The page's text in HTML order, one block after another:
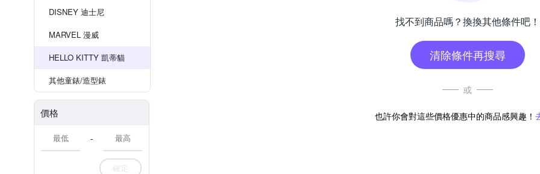
DISNEY 迪士尼
MARVEL 漫威
HELLO KITTY 凱蒂貓
其他童錶/造型錶
價格
-
確定
找不到商品嗎？換換其他條件吧！
清除條件再搜尋
或
也許你會對這些價格優惠中的商品感興趣！